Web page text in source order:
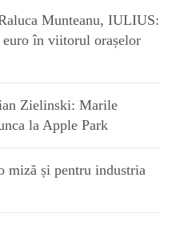
Munteanu, IULIUS:
în viitorul orașelor
Zielinski: Marile
la Apple Park
miză și pentru industria